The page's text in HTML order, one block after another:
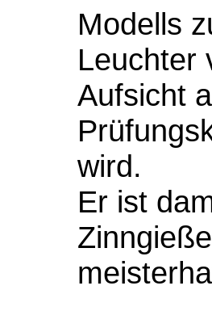
Modells
Leuchter
Aufsicht
wird.
Er ist